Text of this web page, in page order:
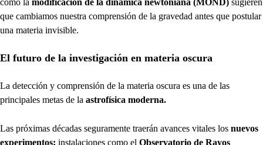
que cambiamos nuestra comprensión de la gravedad antes que postular
una materia invisible.
El futuro de la investigación en materia oscura
La detección y comprensión de la materia oscura es una de las
principales metas de la astrofísica moderna.
Las próximas décadas seguramente traerán avances vitales los nuevos
experimentos; instalaciones como el Observatorio de Rayos